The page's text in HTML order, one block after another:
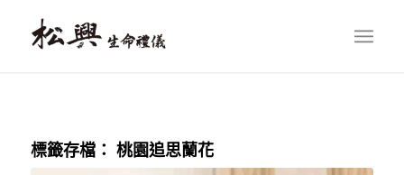
標籤存檔： 桃園追思蘭花